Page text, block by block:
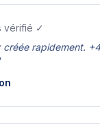
vérifié ✓
créée rapidement.